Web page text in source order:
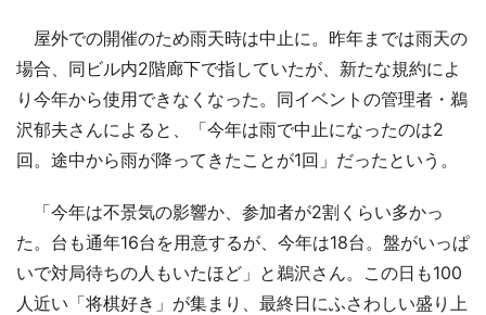
屋外での開催のため雨天時は中止に。昨年までは雨天の
場合、同ビル内2階廊下で指していたが、新たな規約によ
り今年から使用できなくなった。同イベントの管理者・鵜
沢郁夫さんによると、「今年は雨で中止になったのは2
回。途中から雨が降ってきたことが1回」だったという。
「今年は不景気の影響か、参加者が2割くらい多かっ
た。台も通年16台を用意するが、今年は18台。盤がいっぱ
いで対局待ちの人もいたほど」と鵜沢さん。この日も100
人近い「将棋好き」が集まり、最終日にふさわしい盛り上